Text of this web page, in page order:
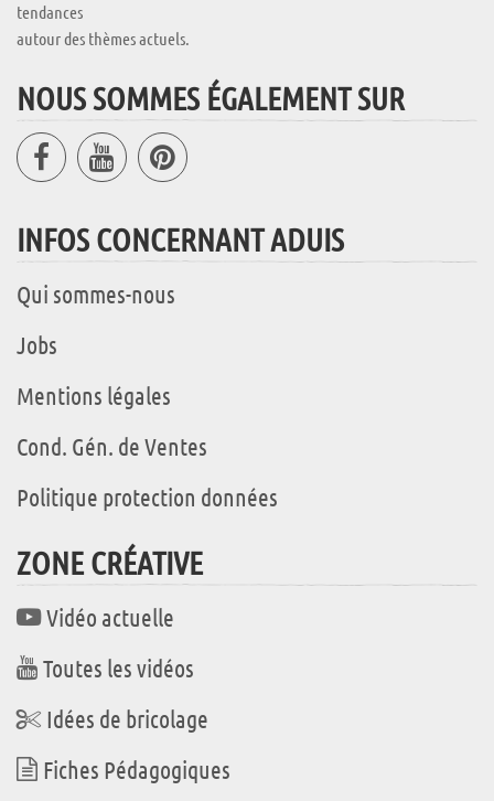
tendances
autour des thèmes actuels.
NOUS SOMMES ÉGALEMENT SUR
INFOS CONCERNANT ADUIS
Qui sommes-nous
Jobs
Mentions légales
Cond. Gén. de Ventes
Politique protection données
ZONE CRÉATIVE
Vidéo actuelle
Toutes les vidéos
Idées de bricolage
Fiches Pédagogiques